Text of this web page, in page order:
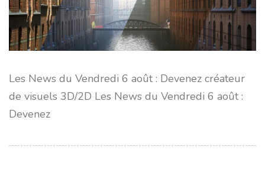
Les News du Vendredi 6 août : Devenez créateur
de visuels 3D/2D Les News du Vendredi 6 août :
Devenez